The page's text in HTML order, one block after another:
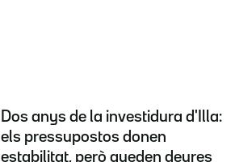
Dos anys de la investidura d'Illa:
els pressupostos donen
estabilitat, però queden deures